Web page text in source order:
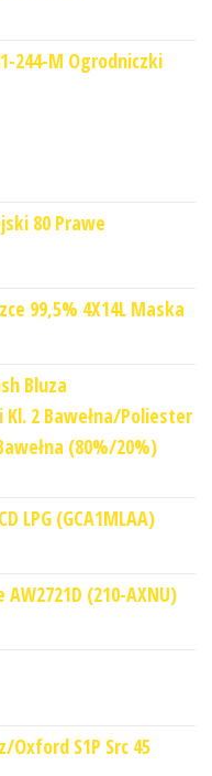
244-M Ogrodniczki
80 Prawe
99,5% 4X14L Maska
Bluza
2 Bawełna/Poliester
(80%/20%)
LPG (GCA1MLAA)
(210-AXNU)
Oxford S1P Src 45